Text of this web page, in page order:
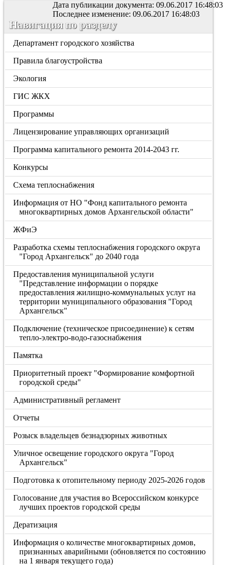
Дата публикации документа: 09.06.2017 16:48:03
Последнее изменение: 09.06.2017 16:48:03
Навигация по разделу
Департамент городского хозяйства
Правила благоустройства
Экология
ГИС ЖКХ
Программы
Лицензирование управляющих организаций
Программа капитального ремонта 2014-2043 гг.
Конкурсы
Схема теплоснабжения
Информация от НО "Фонд капитального ремонта
многоквартирных домов Архангельской области"
ЖФиЭ
Разработка схемы теплоснабжения городского округа
"Город Архангельск" до 2040 года
Предоставления муниципальной услуги
"Представление информации о порядке
предоставления жилищно-коммунальных услуг на
территории муниципального образования "Город
Архангельск"
Подключение (техническое присоединение) к сетям
тепло-электро-водо-газоснабжения
Памятка
Приоритетный проект "Формирование комфортной
городской среды"
Административный регламент
Отчеты
Розыск владельцев безнадзорных животных
Уличное освещение городского округа "Город
Архангельск"
Подготовка к отопительному периоду 2025-2026 годов
Голосование для участия во Всероссийском конкурсе
лучших проектов городской среды
Дератизация
Информация о количестве многоквартирных домов,
признанных аварийными (обновляется по состоянию
на 1 января текущего года)